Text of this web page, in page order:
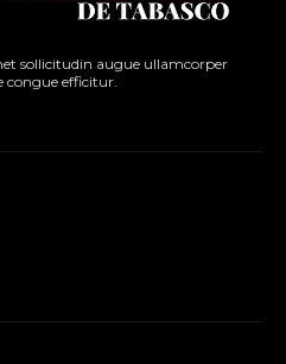
sollicitudin augue ullamcorper
congue efficitur.